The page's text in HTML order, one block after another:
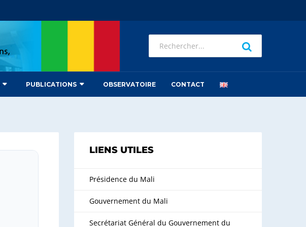
PUBLICATIONS OBSERVATOIRE CONTACT
LIENS UTILES
Présidence du Mali
Gouvernement du Mali
Secrétariat Général du Gouvernement du